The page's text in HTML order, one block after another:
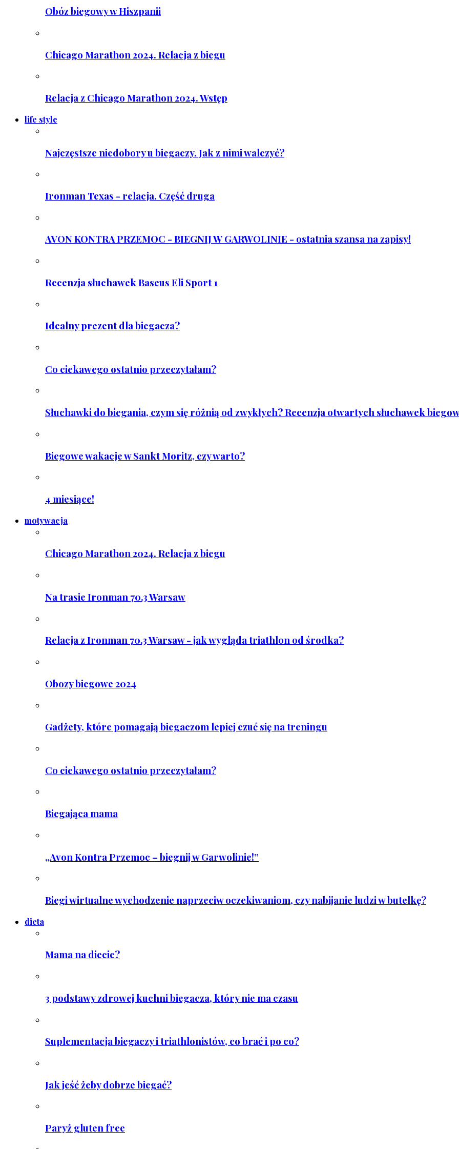
Obóz biegowy w Hiszpanii
Chicago Marathon 2024. Relacja z biegu
Relacja z Chicago Marathon 2024. Wstęp
life style
Najczęstsze niedobory u biegaczy. Jak z nimi walczyć?
Ironman Texas - relacja. Część druga
AVON KONTRA PRZEMOC - BIEGNIJ W GARWOLINIE - ostatnia szansa na zapisy!
Recenzja słuchawek Baseus Eli Sport 1
Idealny prezent dla biegacza?
Co ciekawego ostatnio przeczytałam?
Słuchawki do biegania, czym się różnią od zwykłych? Recenzja otwartych słuchawek
Biegowe wakacje w Sankt Moritz, czy warto?
4 miesiące!
motywacja
Chicago Marathon 2024. Relacja z biegu
Na trasie Ironman 70.3 Warsaw
Relacja z Ironman 70.3 Warsaw - jak wygląda triathlon od środka?
Obozy biegowe 2024
Gadżety, które pomagają biegaczom lepiej czuć się na treningu
Co ciekawego ostatnio przeczytałam?
Biegająca mama
„Avon Kontra Przemoc – biegnij w Garwolinie!”
Biegi wirtualne wychodzenie naprzeciw oczekiwaniom, czy nabijanie ludzi w butelkę?
dieta
Mama na diecie?
3 podstawy zdrowej kuchni biegacza, który nie ma czasu
Suplementacja biegaczy i triathlonistów, co brać i po co?
Jak jeść żeby dobrze biegać?
Paryż gluten free